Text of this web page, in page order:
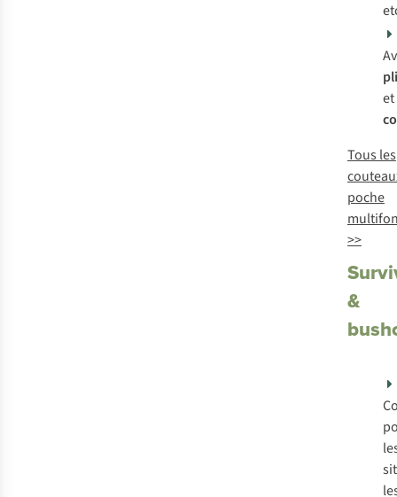
et
Tous les
poche
>>
&